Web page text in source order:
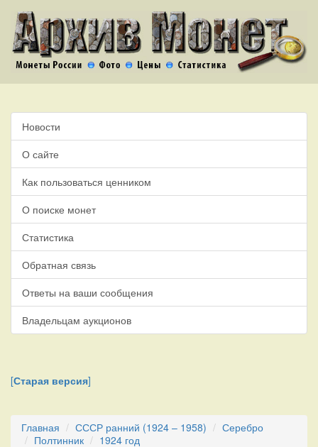
Новости
О сайте
Как пользоваться ценником
О поиске монет
Статистика
Обратная связь
Ответы на ваши сообщения
Владельцам аукционов
[Старая версия]
Главная СССР ранний (1924 – 1958)
Серебро
Полтинник
1924 год